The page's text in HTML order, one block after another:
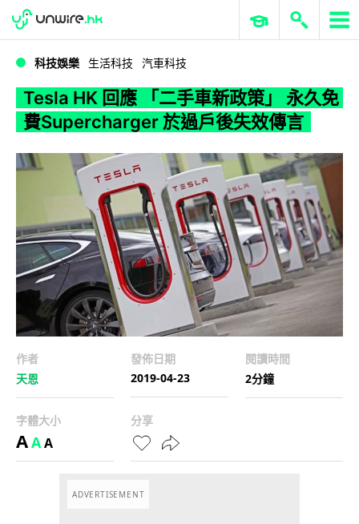
WWDC 2026 ERP 與商業 AI
科技娛樂 生活科技 汽車科技
Tesla HK 回應 「二手車新政策」 永久免
費Supercharger 於過戶後失效傳言
作者
天恩
發佈日期
2019-04-23
閱讀時間
2分鐘
字體大小
AAA
分享
ADVERTISEMENT